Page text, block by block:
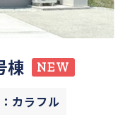
棟 NEW
カラフル